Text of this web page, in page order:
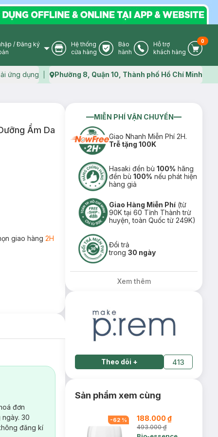
User Icon
/ Đăng ký
Store Icon
Hệ thống
cửa hàng
Warranty Icon
Bảo
hành
Phone Icon
Hỗ trợ
khách hàng
Cart
0
ứng dụng Map icon
Phường 8, Quận 10, Thành phố Hồ Chí Minh
Ẩm Da
giao hàng 2H
đơn
30
đăng kí
MIỄN PHÍ VẬN CHUYỂN
Giao Nhanh Miễn Phí 2H.
Trễ tặng 100K
Hasaki đền bù100% hãng
đền bù100% nếu phát hiện
hàng giả
Giao Hàng Miễn Phí (từ
90K tại 60 Tỉnh Thành trừ
huyện, toàn Quốc từ 249K)
Đổi trả
trong30 ngày
Xem thêm
Theo dõi + 413
Sản phẩm xem cùng
-62 % 188.000 ₫
493.000 ₫